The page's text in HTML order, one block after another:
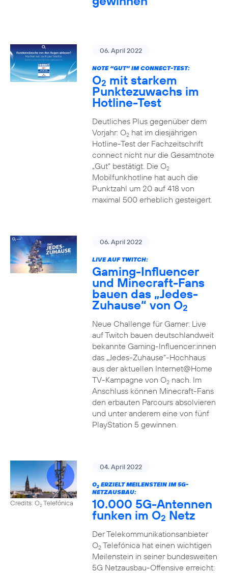
06. April 2022
NOTE “GUT” IM CONNECT-TEST:
O2 mit starkem
Punktezuwachs im
Hotline-Test
Deutliches Plus gegenüber dem
Vorjahr: O2hat im diesjährigen
Hotline-Test der Fachzeitschrift
connect nicht nur die Gesamtnote
„Gut“ bestätigt. Die O2
Mobilfunkhotline hat auch die
Punktzahl um 20 auf 418 von
maximal 500 erheblich gesteigert.
06. April 2022
LIVE AUF TWITCH:
Gaming-Influencer
und Minecraft-Fans
bauen das „Jedes-
Zuhause“ von O2
Neue Challenge für Gamer: Live
auf Twitch bauen deutschlandweit
bekannte Gaming-Influencer:innen
das „Jedes-Zuhause“-Hochhaus
aus der aktuellen Internet@Home
TV-Kampagne von O2nach. Im
Anschluss können Minecraft-Fans
den erbauten Parcours absolvieren
und unter anderem eine von fünf
PlayStation 5 gewinnen.
Credits: O2Telefónica
04. April 2022
O2ERZIELT MEILENSTEIN IM 5G-
NETZAUSBAU:
10.000 5G-Antennen
funken im O2 Netz
Der Telekommunikationsanbieter
O2Telefónica hat einen wichtigen
Meilenstein in seiner bundesweiten
5G Netzausbau-Offensive erreicht: